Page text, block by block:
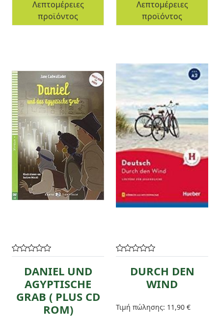
Λεπτομέρειες
προϊόντος
Λεπτομέρειες
προϊόντος
DANIEL UND
AGYPTISCHE
GRAB ( PLUS CD
ROM)
DURCH DEN
WIND
Τιμή πώλησης: 11,90 €